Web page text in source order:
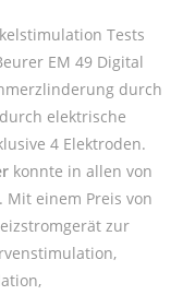
Tests
EM 49 Digital
durch
elektrische
4 Elektroden.
konnte in allen von
einem Preis von
zur